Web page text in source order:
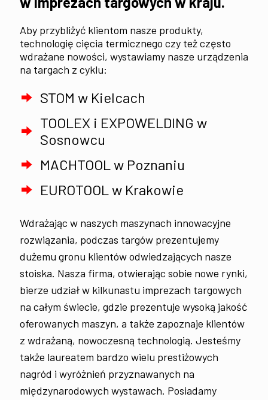
Aby przybliżyć klientom nasze produkty,
technologię cięcia termicznego czy też często
wdrażane nowości, wystawiamy nasze urządzenia
na targach z cyklu:
STOM w Kielcach
TOOLEX i EXPOWELDING w
Sosnowcu
MACHTOOL w Poznaniu
EUROTOOL w Krakowie
Wdrażając w naszych maszynach innowacyjne
rozwiązania, podczas targów prezentujemy
dużemu gronu klientów odwiedzających nasze
stoiska. Nasza firma, otwierając sobie nowe rynki,
bierze udział w kilkunastu imprezach targowych
na całym świecie, gdzie prezentuje wysoką jakość
oferowanych maszyn, a także zapoznaje klientów
z wdrażaną, nowoczesną technologią. Jesteśmy
także laureatem bardzo wielu prestiżowych
nagród i wyróżnień przyznawanych na
międzynarodowych wystawach. Posiadamy